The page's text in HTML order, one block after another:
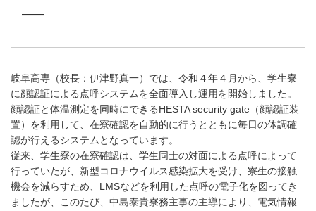
―
岐阜高専（校長：伊津野真一）では、令和４年４月から、学生寮
に顔認証による点呼システムを全面導入し運用を開始しました。
顔認証と体温測定を同時にできるHESTA security gate（顔認証装
置）を利用して、在寮確認を自動的に行うとともに毎日の体調確
認が行えるシステムとなっています。
従来、学生寮の在寮確認は、学生同士の対面による点呼によって
行っていたが、新型コロナウイルス感染拡大を受け、寮生の接触
機会を減らすため、LMSなどを利用した点呼の電子化を図ってき
ましたが、このたび、中島泰貴寮務主事の主導により、電気情報